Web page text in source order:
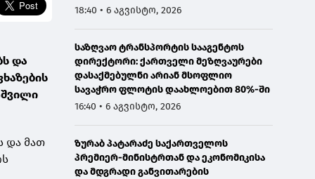
და
და მათ
18:40 • 6 აგვისტო, 2026
საზღვაო ტრანსპორტის სააგენტოს
დირექტორი: ქართველი მეზღვაურები
დასაქმებულნი არიან მსოფლიო
სავაჭრო ფლოტის დაახლოებით 80%-ში
16:40 • 6 აგვისტო, 2026
ზურაბ პატარაძე საქართველოს
პრემიერ-მინისტრთან და ეკონომიკისა
და მდგრადი განვითარების